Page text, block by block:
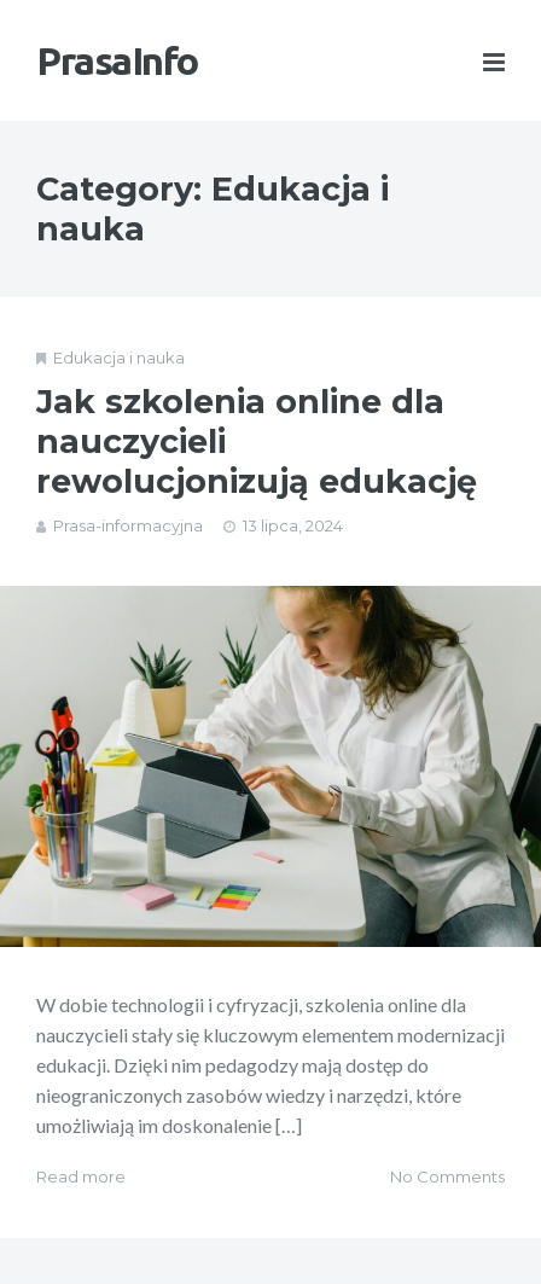
PrasaInfo
Category: Edukacja i
nauka
Edukacja i nauka
Jak szkolenia online dla
nauczycieli
rewolucjonizują edukację
Prasa-informacyjna 13 lipca, 2024
W dobie technologii i cyfryzacji, szkolenia online dla
nauczycieli stały się kluczowym elementem modernizacji
edukacji. Dzięki nim pedagodzy mają dostęp do
nieograniczonych zasobów wiedzy i narzędzi, które
umożliwiają im doskonalenie […]
Read more No Comments